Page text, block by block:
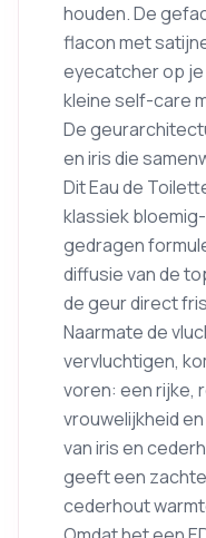
houden. De
flacon met
eyecatcher op
kleine self-care
De
en iris die
Dit Eau de
klassiek
gedragen
diffusie van de
de geur direct
Naarmate de
vervluchtigen,
voren: een rijke,
vrouwelijkheid
van iris en
geeft een
cederhout